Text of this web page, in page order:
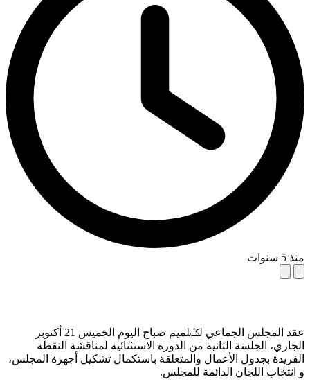
منذ 5 سنوات
عقد المجلس الجماعي لݣلميم صباح اليوم الخميس 21 أكتوبر
الجاري، الجلسة الثانية من الدورة الاستثنائية لمناقشة النقطة
الفريدة بجدول الأعمال والمتعلقة باستكمال تشكيل أجهزة المجلس،
و انتخاب اللجان الدائمة للمجلس.